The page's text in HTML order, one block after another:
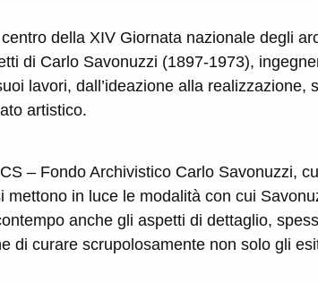
della XIV Giornata nazionale degli
di Carlo Savonuzzi (1897-1973),
lavori, dall’ideazione alla
artistico.
– Fondo Archivistico Carlo Savonuzzi,
in luce le modalità con cui
anche gli aspetti di dettaglio,
di curare scrupolosamente non solo gli